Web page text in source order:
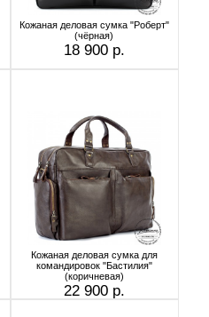
Кожаная деловая сумка "Роберт"
(чёрная)
18 900 р.
Кожаная деловая сумка для
командировок "Бастилия"
(коричневая)
22 900 р.